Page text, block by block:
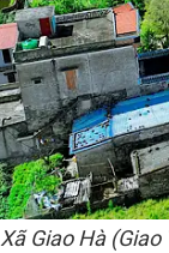
Xã Giao Hà